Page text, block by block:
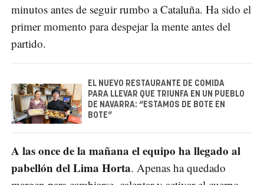
minutos antes de seguir rumbo a Cataluña. Ha sido el
primer momento para despejar la mente antes del
partido.
EL NUEVO RESTAURANTE DE COMIDA
PARA LLEVAR QUE TRIUNFA EN UN PUEBLO
DE NAVARRA: “ESTAMOS DE BOTE EN
BOTE”
A las once de la mañana el equipo ha llegado al
pabellón del Lima Horta. Apenas ha quedado